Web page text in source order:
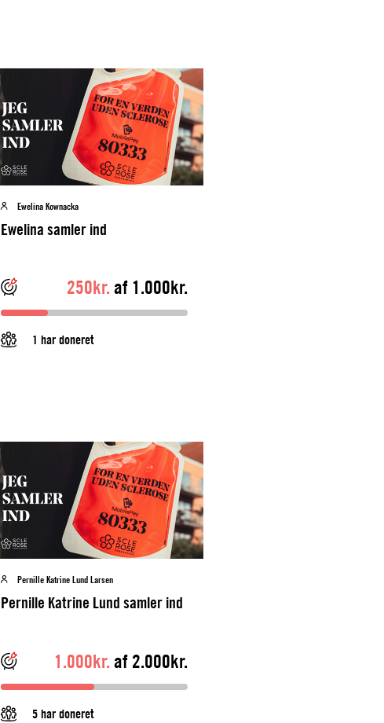
Ewelina Kownacka
Ewelina samler ind
250kr. af 1.000kr.
1 har doneret
Pernille Katrine Lund Larsen
Pernille Katrine Lund samler ind
1.000kr. af 2.000kr.
5 har doneret